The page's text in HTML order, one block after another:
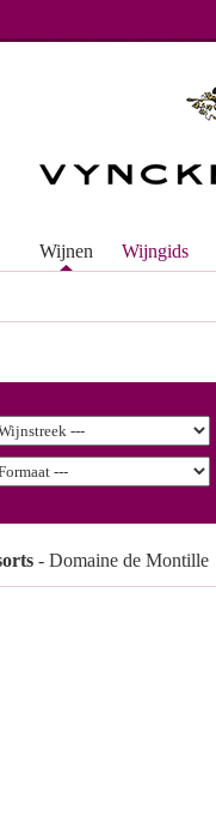
Wijnen Wijngids
- Domaine de Montille